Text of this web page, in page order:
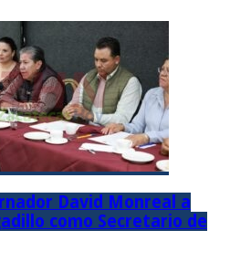
David Monreal a
como Secretario de